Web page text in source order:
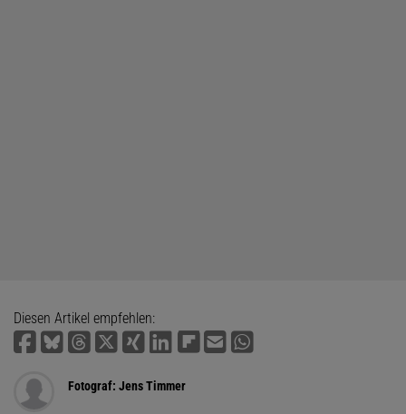
Diesen Artikel empfehlen:
Fotograf: Jens Timmer